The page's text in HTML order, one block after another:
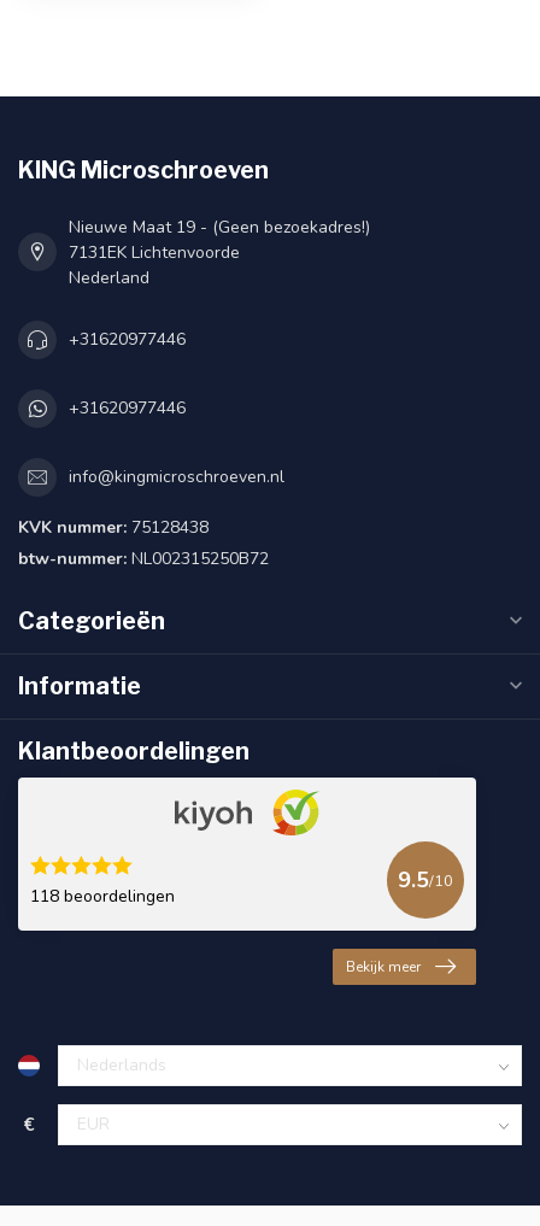
KING Microschroeven
Nieuwe Maat 19 - (Geen bezoekadres!)
7131EK Lichtenvoorde
Nederland
+31620977446
+31620977446
info@kingmicroschroeven.nl
KVK nummer: 75128438
btw-nummer: NL002315250B72
Categorieën
Informatie
Klantbeoordelingen
118 beoordelingen
9.5/10
Bekijk meer
€